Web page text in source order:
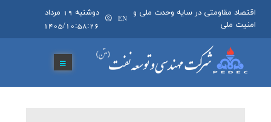
اقتصاد مقاومتی در سایه وحدت ملی و
امنیت ملی
EN
دوشنبه 19 مرداد
1405/10:58:26